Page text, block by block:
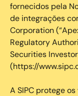
fornecidos pela
de integrações
Corporation
Regulatory
Securities
(https://
A SIPC protege